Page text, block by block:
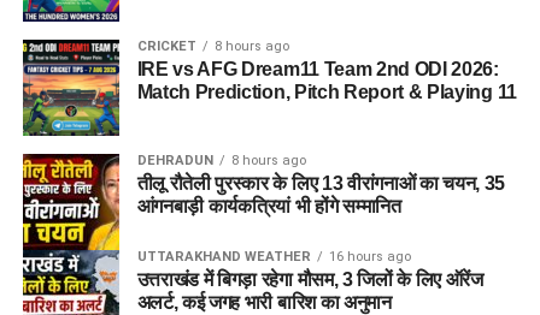
CRICKET 8 hours ago
IRE vs AFG Dream11 Team 2nd ODI 2026:
Match Prediction, Pitch Report & Playing 11
DEHRADUN 8 hours ago
तीलू रौतेली पुरस्कार के लिए 13 वीरांगनाओं का चयन, 35
आंगनबाड़ी कार्यकत्रियां भी होंगे सम्मानित
UTTARAKHAND WEATHER 16 hours ago
उत्तराखंड में बिगड़ा रहेगा मौसम, 3 जिलों के लिए ऑरेंज
अलर्ट, कई जगह भारी बारिश का अनुमान